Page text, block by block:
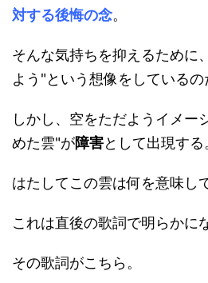
対する後悔の念。
そんな気持ちを抑えるために
よう"という想像をしているの
しかし、空をただようイメー
めた雲"が障害として出現する
はたしてこの雲は何を意味し
これは直後の歌詞で明らかに
その歌詞がこちら。